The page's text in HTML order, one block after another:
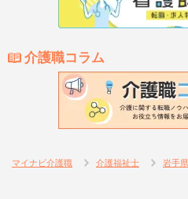
介護職コラム
マイナビ介護職 介護福祉士 岩手県